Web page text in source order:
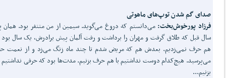
صدای گم شدن توپ‌های ماهوتی
فرزاد پورخوش‌بخت:می‌دانستم که دروغ می‌گوید. سیمین از من متنفر بود. همان
سال قبل که طلاق گرفت و مهران را برداشت و رفت آلمان پیش برادرش، یک سال بود
هم حرف نمی‌زدیم. بعدش هم که مریض شدم تا چند ماه زنگ می‌زد و از نعمت
می‌پرسید. هیچ‌کدام دوست نداشتیم با هم حرف بزنیم. مدت‌ها بود که حرفی نداشتیم
بزنیم...